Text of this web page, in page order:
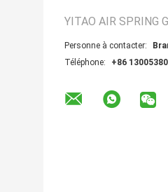
YITAO AIR SPRING
Personne à contacter:
Téléphone:
+86